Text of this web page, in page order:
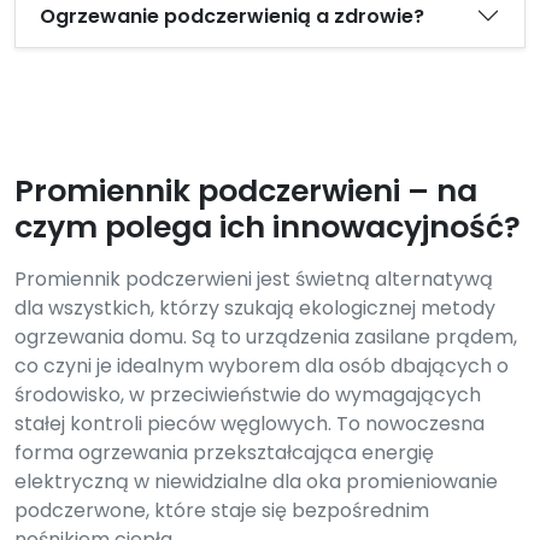
Ogrzewanie podczerwienią a zdrowie?
Promiennik podczerwieni – na
czym polega ich innowacyjność?
Promiennik podczerwieni jest świetną alternatywą
dla wszystkich, którzy szukają ekologicznej metody
ogrzewania domu. Są to urządzenia zasilane prądem,
co czyni je idealnym wyborem dla osób dbających o
środowisko, w przeciwieństwie do wymagających
stałej kontroli pieców węglowych. To nowoczesna
forma ogrzewania przekształcająca energię
elektryczną w niewidzialne dla oka promieniowanie
podczerwone, które staje się bezpośrednim